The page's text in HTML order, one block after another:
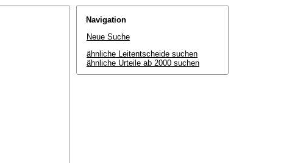
Navigation
Neue Suche
ähnliche Leitentscheide suchen
ähnliche Urteile ab 2000 suchen